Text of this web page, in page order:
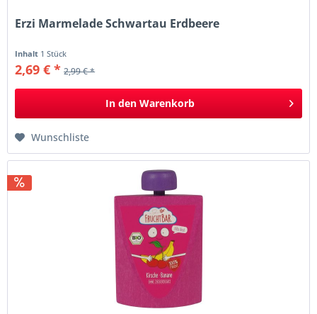
Erzi Marmelade Schwartau Erdbeere
Inhalt 1 Stück
2,69 € * 2,99 € *
In den Warenkorb
Wunschliste